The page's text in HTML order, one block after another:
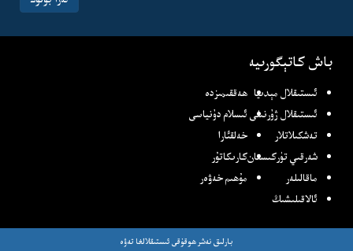
باش كاتېگورىيە
ئىستىقلال مېدىيا ھەققىمىزدە
ئىستىقلال ژۇرنىلى ئىسلام دۇنياسى
تەشكىلاتلار
خەلقئارا
شەرقىي تۈركىستانكارىكاتۇر
ماقالىلەر
مۇھىم خەۋەر
ئالاقىلىشىڭ
بارلىق نەشر ھوقۇقى ئىستىقلالغا تەۋە